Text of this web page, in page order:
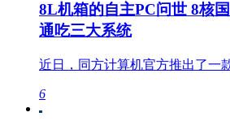
8L机箱的自主PC问世 8核
通吃三大系统
近日，同方计算机官方推出了一
6